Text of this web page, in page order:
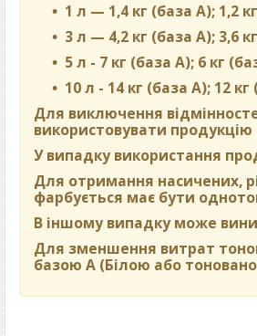
1 л — 1,4 кг (база А); 1,2
3 л — 4,2 кг (база А); 3,6
5 л - 7 кг (база А); 6 кг
10 л - 14 кг (база А); 12 кг
Для виключення
використовувати продукцію
У випадку використання
Для отримання насичених,
фарбується має бути
В іншому випадку може
Для зменшення витрат
базою А (Білою або